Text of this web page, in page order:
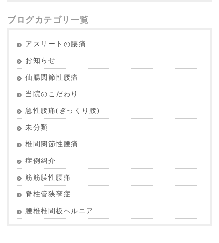
ブログカテゴリ一覧
アスリートの腰痛
お知らせ
仙腸関節性腰痛
当院のこだわり
急性腰痛(ぎっくり腰)
未分類
椎間関節性腰痛
症例紹介
筋筋膜性腰痛
脊柱管狭窄症
腰椎椎間板ヘルニア